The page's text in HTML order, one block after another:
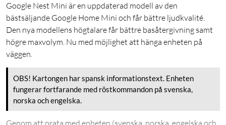
Google Nest Mini är en uppdaterad modell av den
bästsäljande Google Home Mini och får bättre ljudkvalité.
Den nya modellens högtalare får bättre basåtergivning samt
högre maxvolym. Nu med möjlighet att hänga enheten på
väggen.
OBS! Kartongen har spansk informationstext. Enheten
fungerar fortfarande med röstkommandon på svenska,
norska och engelska.